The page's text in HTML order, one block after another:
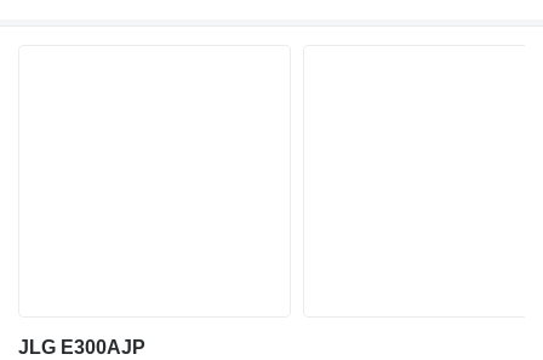
JLG E300AJP